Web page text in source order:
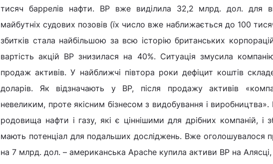
тисяч баррелів нафти. BP вже виділила 32,2 млрд. дол. для
майбутніх судових позовів (їх число вже наближається до 100
збитків стала найбільшою за всю історію британських
вартість акцій ВР знизилася на 40%. Ситуація змусила
продаж активів. У найближчі півтора роки дефіцит коштів
доларів. Як відзначають у BP, після продажу активів
невеликим, проте якісним бізнесом з видобування і виробництва».
родовища нафти і газу, які є ціннішими для дрібних компаній, і
мають потенціал для подальших досліджень. Вже оголошувалося
на 7 млрд. дол. – американська Apache купила активи ВР на Алясці,